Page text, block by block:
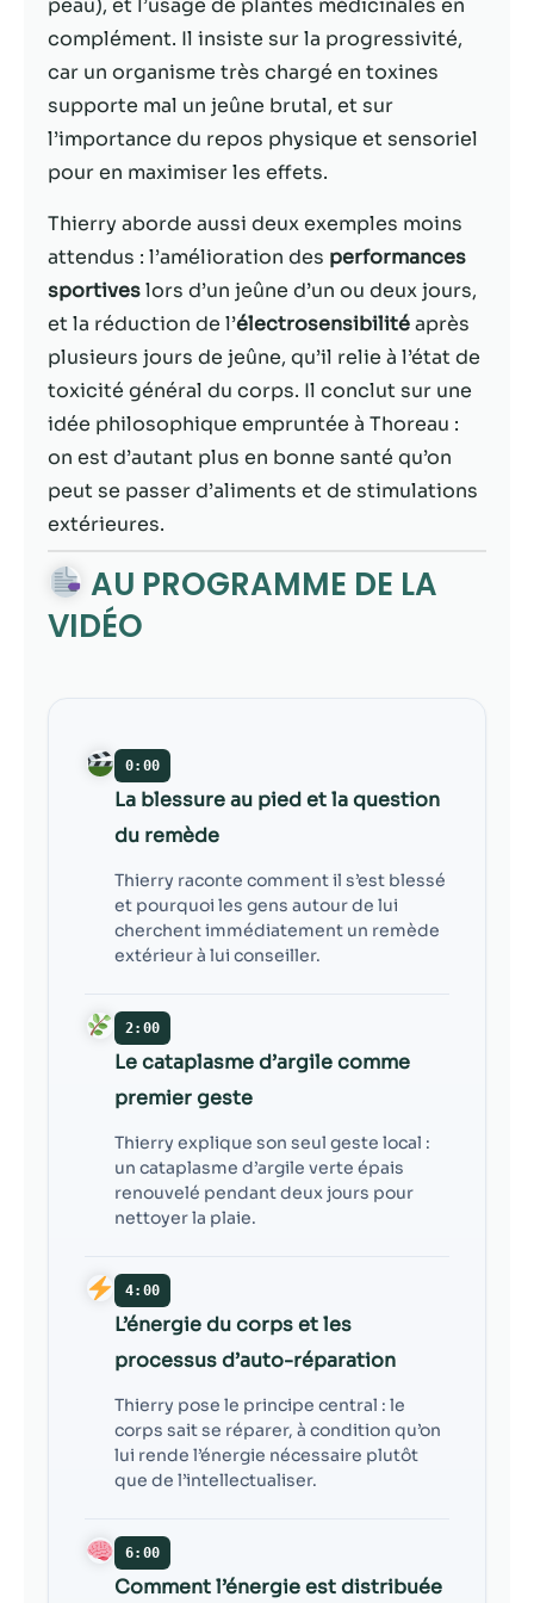
complément. Il insiste sur la progressivité,
car un organisme très chargé en toxines
supporte mal un jeûne brutal, et sur
l’importance du repos physique et sensoriel
pour en maximiser les effets.
Thierry aborde aussi deux exemples moins
attendus : l’amélioration des performances
sportiveslors d’un jeûne d’un ou deux jours,
et la réduction de l’électrosensibilitéaprès
plusieurs jours de jeûne, qu’il relie à l’état de
toxicité général du corps. Il conclut sur une
idée philosophique empruntée à Thoreau :
on est d’autant plus en bonne santé qu’on
peut se passer d’aliments et de stimulations
extérieures.
AU PROGRAMME DE LA
VIDÉO
0:00
La blessure au pied et la question
du remède
Thierry raconte comment il s’est blessé
et pourquoi les gens autour de lui
cherchent immédiatement un remède
extérieur à lui conseiller.
2:00
Le cataplasme d’argile comme
premier geste
Thierry explique son seul geste local :
un cataplasme d’argile verte épais
renouvelé pendant deux jours pour
nettoyer la plaie.
4:00
L’énergie du corps et les
processus d’auto-réparation
Thierry pose le principe central : le
corps sait se réparer, à condition qu’on
lui rende l’énergie nécessaire plutôt
que de l’intellectualiser.
6:00
Comment l’énergie est distribuée
de votre visite.
Si vous refusez
ces cookies,
certaines
fonctionnalités
disparaîtront
du site Web.
Marketing
En partageant
votre intérêt et
votre
comportement
lorsque vous
visitez notre
site, vous
augmentez les
chances de
personnalisés.